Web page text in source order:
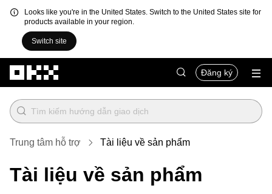
Looks like you're in the United States. Switch to the United States site for
products available in your region.
Switch site
Đăng ký
Trung tâm hỗ trợ Tài liệu về sản phẩm
Tài liệu về sản phẩm